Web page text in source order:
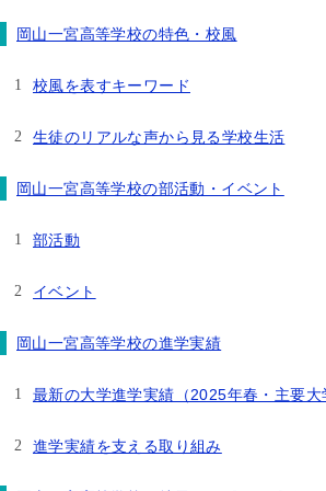
岡山一宮高等学校の特色・校風
校風を表すキーワード
生徒のリアルな声から見る学校生活
岡山一宮高等学校の部活動・イベント
部活動
イベント
岡山一宮高等学校の進学実績
最新の大学進学実績（2025年春・主要大
進学実績を支える取り組み